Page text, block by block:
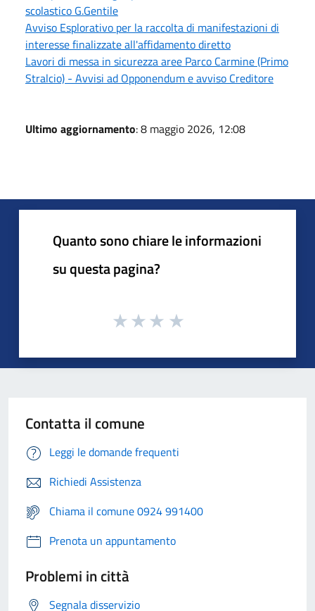
scolastico G.Gentile
Avviso Esplorativo per la raccolta di manifestazioni di
interesse finalizzate all'affidamento diretto
Lavori di messa in sicurezza aree Parco Carmine (Primo
Stralcio) - Avvisi ad Opponendum e avviso Creditore
Ultimo aggiornamento: 8 maggio 2026, 12:08
Quanto sono chiare le informazioni
su questa pagina?
Contatta il comune
Leggi le domande frequenti
Richiedi Assistenza
Chiama il comune 0924 991400
Prenota un appuntamento
Problemi in città
Segnala disservizio